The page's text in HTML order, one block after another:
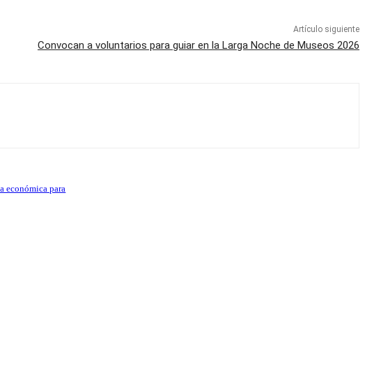
Artículo siguiente
Convocan a voluntarios para guiar en la Larga Noche de Museos 2026
económica para